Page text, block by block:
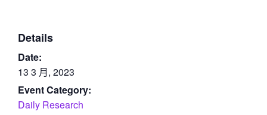
Details
Date:
13 3 月, 2023
Event Category:
Daily Research